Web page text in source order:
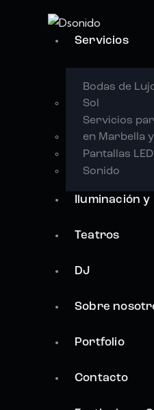
Servicios
Bodas de
Sol
Servicios
en Marbella
Pantallas LED
Sonido
Iluminación
Teatros
DJ
Sobre
Portfolio
Contacto